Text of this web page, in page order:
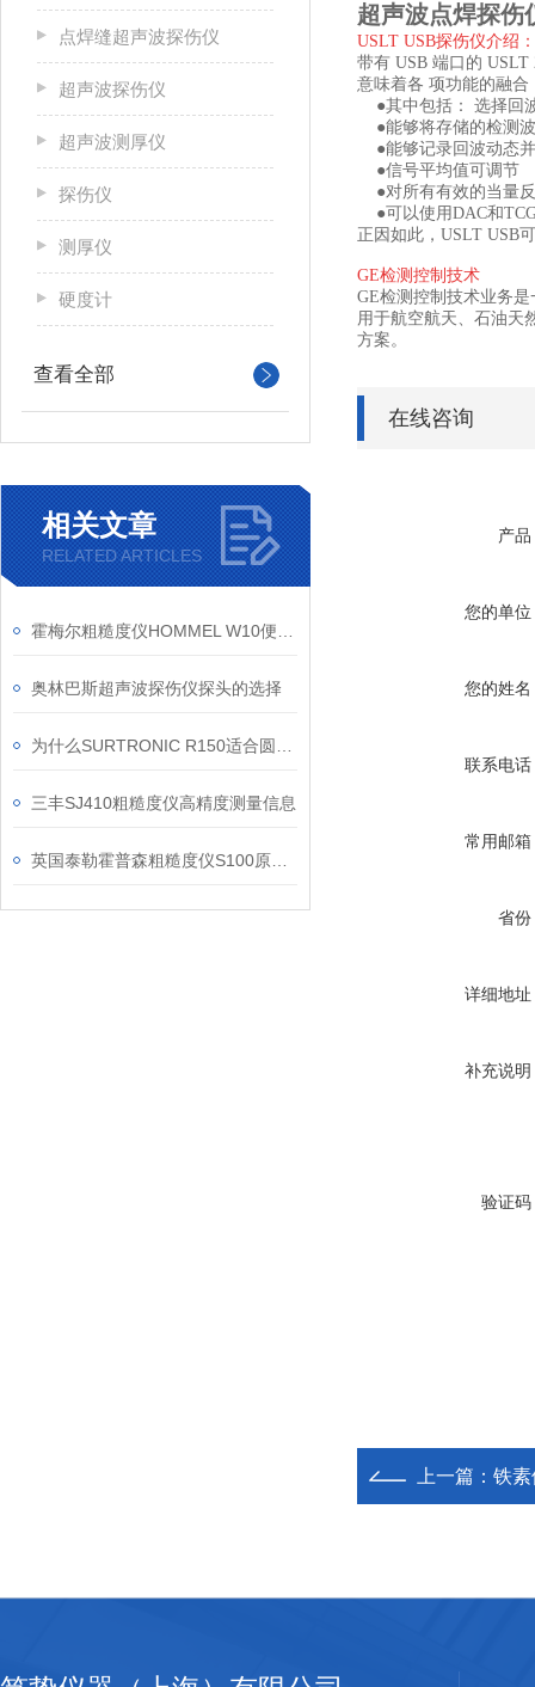
点焊缝超声波探伤仪
超声波探伤仪
超声波测厚仪
探伤仪
测厚仪
硬度计
查看全部
相关文章
RELATED ARTICLES
奥林巴斯超声波探伤仪探头的选择
三丰SJ410粗糙度仪高精度测量信息
超声波点焊探伤
USLT USB探伤仪介绍：
带有 USB 端口的 USLT
意味着各 项功能的融
●其中包括： 选择回
●能够将存储的检测
●能够记录回波动态
●信号平均值可调节
●对所有有效的当量
●可以使用DAC和
正因如此，USLT USB
GE检测控制技术
GE检测控制技术业务
用于航空航天、石油天
方案。
在线咨询
产品
您的单位
您的姓名
联系电话
常用邮箱
省份
详细地址
补充说明
验证码
上一篇： 铁